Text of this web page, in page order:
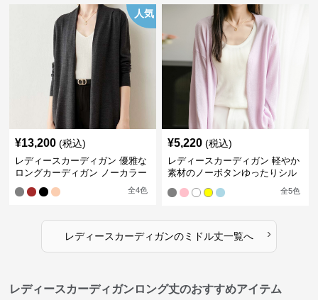
人気
¥13,200 (税込)
レディースカーディガン 優雅な
ロングカーディガン ノーカラー
全4色
¥5,220 (税込)
レディースカーディガン 軽やか
素材のノーボタンゆったりシル
全5色
レディースカーディガンのミドル丈一覧へ ›
レディースカーディガンロング丈のおすすめアイテム